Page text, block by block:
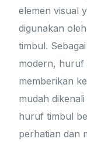
elemen visual
digunakan
timbul.
modern, huruf
memberikan
mudah
huruf timbul
perhatian dan